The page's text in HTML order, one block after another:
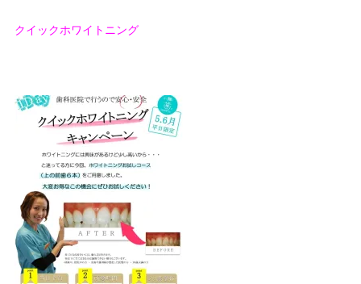
クイックホワイトニング